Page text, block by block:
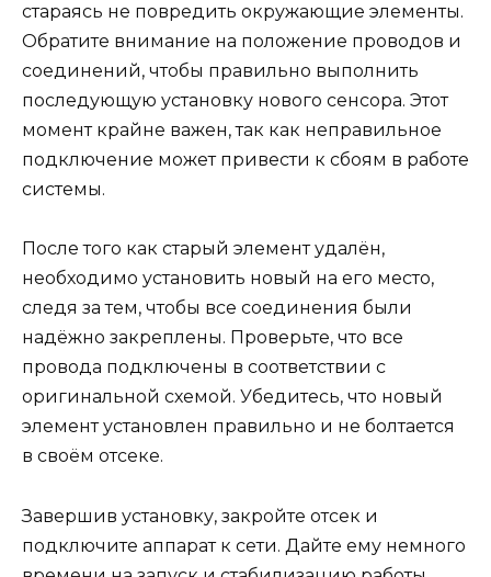
стараясь не повредить окружающие элементы.
Обратите внимание на положение проводов и
соединений, чтобы правильно выполнить
последующую установку нового сенсора. Этот
момент крайне важен, так как неправильное
подключение может привести к сбоям в работе
системы.
После того как старый элемент удалён,
необходимо установить новый на его место,
следя за тем, чтобы все соединения были
надёжно закреплены. Проверьте, что все
провода подключены в соответствии с
оригинальной схемой. Убедитесь, что новый
элемент установлен правильно и не болтается
в своём отсеке.
Завершив установку, закройте отсек и
подключите аппарат к сети. Дайте ему немного